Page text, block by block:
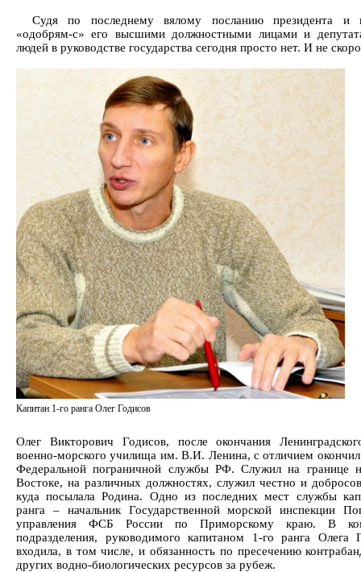
Судя по последнему вялому посланию президента и
«одобрям-с» его высшими должностными лицами и
людей в руководстве государства сегодня просто нет. И не
Капитан 1-го ранга Олег Годисов
Олег Викторович Годисов, после окончания
военно-морского училища им. В.И. Ленина, с отличием
Федеральной пограничной службы РФ. Служил на границе
Востоке, на различных должностях, служил честно и
куда посылала Родина. Одно из последних мест службы
ранга – начальник Государственной морской инспекции
управления ФСБ России по Приморскому краю. В
подразделения, руководимого капитаном 1-го ранга Олега
входила, в том числе, и обязанность по пресечению
других водно-биологических ресурсов за рубеж.